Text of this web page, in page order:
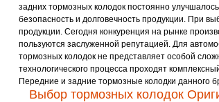
задних тормозных колодок постоянно
безопасность и долговечность продукции. При
продукции. Сегодня конкуренция на рынке
пользуются заслуженной репутацией. Для
тормозных колодок не представляет особой
технологического процесса проходят
Передние и задние тормозные колодки данного
Выбор тормозных колодок